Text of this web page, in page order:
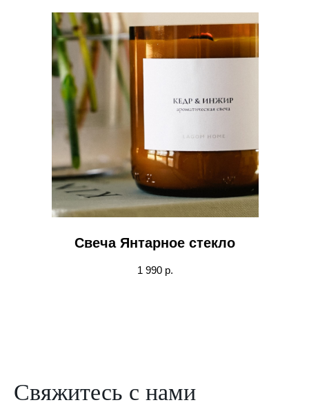
Свеча Янтарное стекло
1 990 р.
Свяжитесь с нами